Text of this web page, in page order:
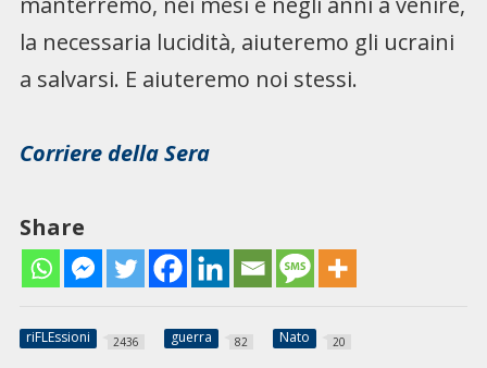
la necessaria lucidità, aiuteremo gli ucraini
a salvarsi. E aiuteremo noi stessi.
Corriere della Sera
Share
riFLEssioni 2436 guerra 82 Nato 20